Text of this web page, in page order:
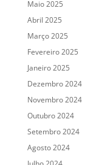
Maio 2025
Abril 2025
Março 2025
Fevereiro 2025
Janeiro 2025
Dezembro 2024
Novembro 2024
Outubro 2024
Setembro 2024
Agosto 2024